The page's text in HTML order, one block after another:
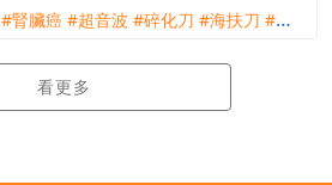
#腎臟癌 #超音波 #碎化刀 #海扶刀 #海
看更多